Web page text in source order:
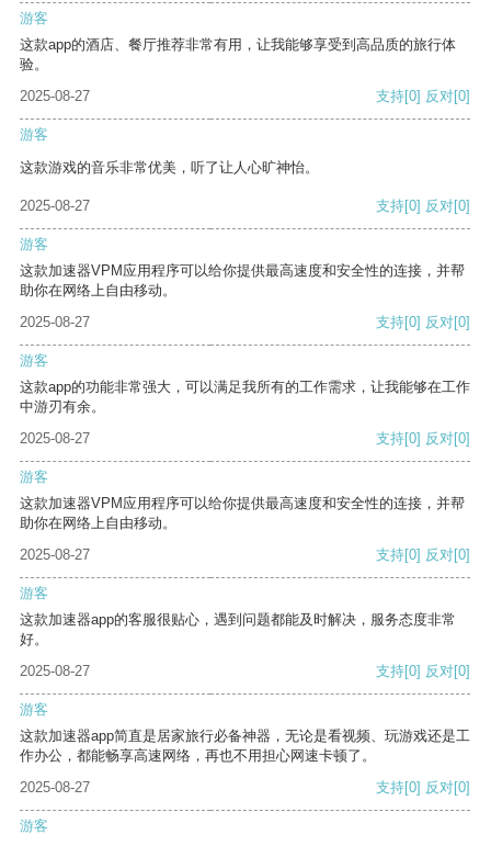
游客
这款app的酒店、餐厅推荐非常有用，让我能够享受到高品质的旅行体
验。
2025-08-27
支持[0] 反对[0]
游客
这款游戏的音乐非常优美，听了让人心旷神怡。
2025-08-27 支持[0] 反对[0]
游客
这款加速器VPM应用程序可以给你提供最高速度和安全性的连接，并帮
助你在网络上自由移动。
2025-08-27
支持[0] 反对[0]
游客
这款app的功能非常强大，可以满足我所有的工作需求，让我能够在工作
中游刃有余。
2025-08-27
支持[0] 反对[0]
游客
这款加速器VPM应用程序可以给你提供最高速度和安全性的连接，并帮
助你在网络上自由移动。
2025-08-27
支持[0] 反对[0]
游客
这款加速器app的客服很贴心，遇到问题都能及时解决，服务态度非常
好。
2025-08-27
支持[0] 反对[0]
游客
这款加速器app简直是居家旅行必备神器，无论是看视频、玩游戏还是工
作办公，都能畅享高速网络，再也不用担心网速卡顿了。
2025-08-27
支持[0] 反对[0]
游客